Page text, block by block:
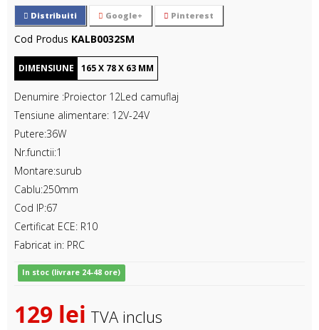
Distribuiti Google+ Pinterest
Cod Produs KALB0032SM
DIMENSIUNE 165X 78X 63 MM
Denumire :Proiector 12Led camuflaj
Tensiune alimentare: 12V-24V
Putere:36W
Nr.functii:1
Montare:surub
Cablu:250mm
Cod IP:67
Certificat ECE: R10
Fabricat in: PRC
In stoc (livrare 24-48 ore)
129 lei TVA inclus